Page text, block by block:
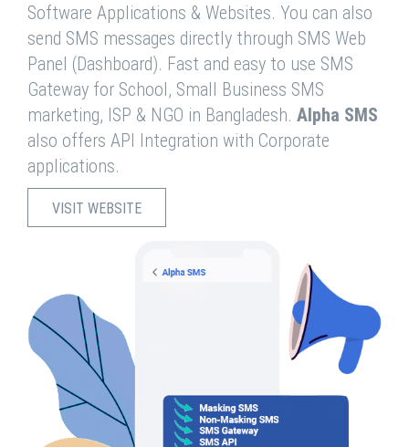
Software Applications & Websites. You can also
send SMS messages directly through SMS Web
Panel (Dashboard). Fast and easy to use SMS
Gateway for School, Small Business SMS
marketing, ISP & NGO in Bangladesh. Alpha SMS
also offers API Integration with Corporate
applications.
VISIT WEBSITE